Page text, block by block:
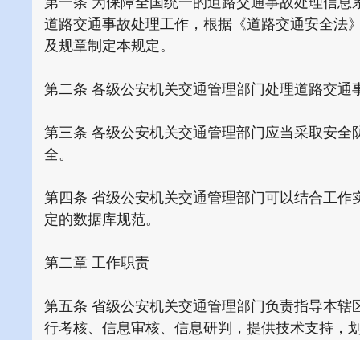
道路交通事故处理工作，根据《道路交通安全法
及规章制定本规定。
第二条 各级公安机关交通管理部门处理道路交通
第三条 各级公安机关交通管理部门应当采取安
全。
第四条 省级公安机关交通管理部门可以结合工
定的数据库规范。
第二章 工作职责
第五条 省级公安机关交通管理部门负责指导本
行考核、信息审核、信息研判，提供技术支持，